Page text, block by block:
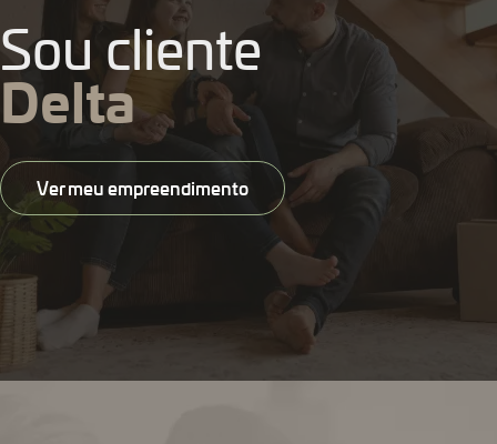
Sou cliente
Delta
Ver meu empreendimento